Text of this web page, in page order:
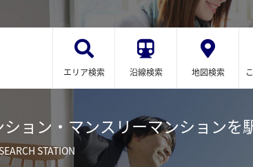
エリア検索 沿線検索 地図検索
ョン・マンスリーマンションを
STATION